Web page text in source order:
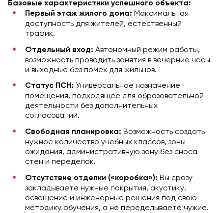
Базовые характеристики успешного объекта:
Первый этаж жилого дома: Максимальная
доступность для жителей, естественный
трафик.
Отдельный вход: Автономный режим работы,
возможность проводить занятия в вечерние часы
и выходные без помех для жильцов.
Статус ПСН: Универсальное назначение
помещения, подходящее для образовательной
деятельности без дополнительных
согласований.
Свободная планировка: Возможность создать
нужное количество учебных классов, зоны
ожидания, административную зону без сноса
стен и переделок.
Отсутствие отделки («коробка»): Вы сразу
закладываете нужные покрытия, акустику,
освещение и инженерные решения под свою
методику обучения, а не переделываете чужие.